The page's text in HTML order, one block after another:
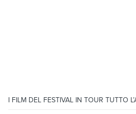
I FILM DEL FESTIVAL IN TOUR TUTTO